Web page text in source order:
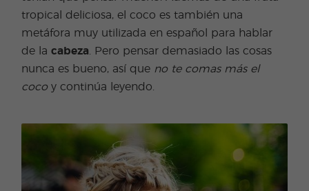
tropical deliciosa, el coco es también una
metáfora muy utilizada en español para hablar
de lacabeza . Pero pensar demasiado las cosas
nunca es bueno, así que no te comas más el
coco y continúa leyendo.